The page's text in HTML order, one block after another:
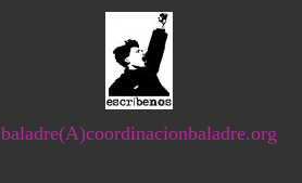
baladre(A)coordinacionbaladre.org